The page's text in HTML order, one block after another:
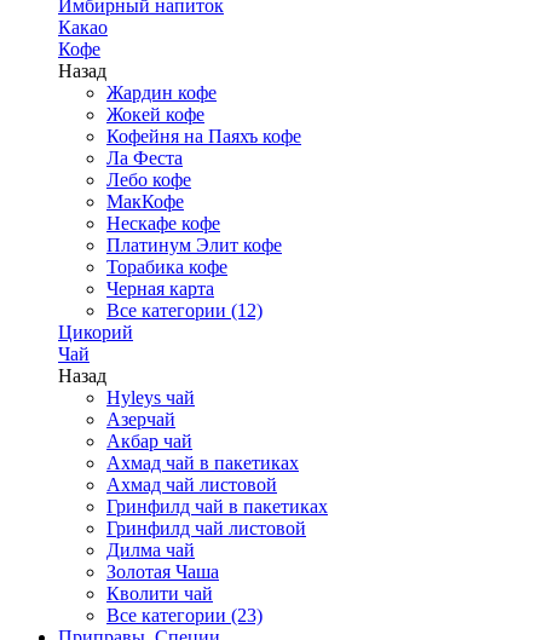
Имбирный напиток
Какао
Кофе
Назад
Жардин кофе
Жокей кофе
Кофейня на Паяхъ кофе
Ла Феста
Лебо кофе
МакКофе
Нескафе кофе
Платинум Элит кофе
Торабика кофе
Черная карта
Все категории (12)
Цикорий
Чай
Назад
Hyleys чай
Азерчай
Акбар чай
Ахмад чай в пакетиках
Ахмад чай листовой
Гринфилд чай в пакетиках
Гринфилд чай листовой
Дилма чай
Золотая Чаша
Кволити чай
Все категории (23)